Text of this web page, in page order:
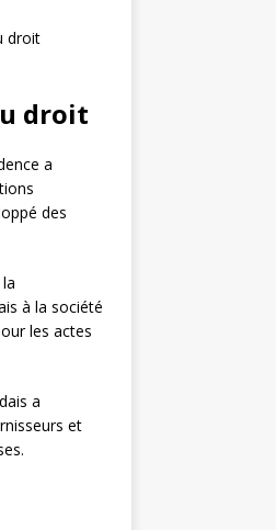
droit
droit
a
des
à la société
les actes
a
et